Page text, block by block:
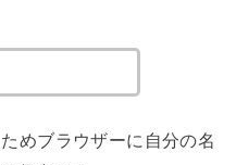
めブラウザーに自分の名